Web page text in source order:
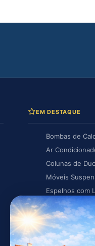
EM DESTAQUE
Bombas de
Ar
Colunas de
Móveis
Espelhos com
Piscina
Caldeiras